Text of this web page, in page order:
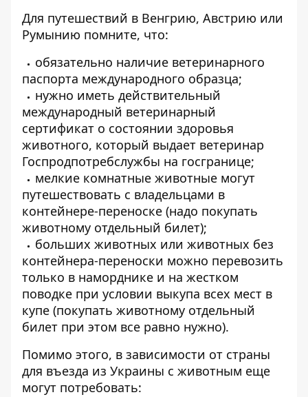
Для путешествий в Венгрию, Австрию или
Румынию помните, что:
обязательно наличие ветеринарного
паспорта международного образца;
нужно иметь действительный
международный ветеринарный
сертификат о состоянии здоровья
животного, который выдает ветеринар
Госпродпотребслужбы на госгранице;
мелкие комнатные животные могут
путешествовать с владельцами в
контейнере-переноске (надо покупать
животному отдельный билет);
больших животных или животных без
контейнера-переноски можно перевозить
только в наморднике и на жестком
поводке при условии выкупа всех мест в
купе (покупать животному отдельный
билет при этом все равно нужно).
Помимо этого, в зависимости от страны
для въезда из Украины с животным еще
могут потребовать: